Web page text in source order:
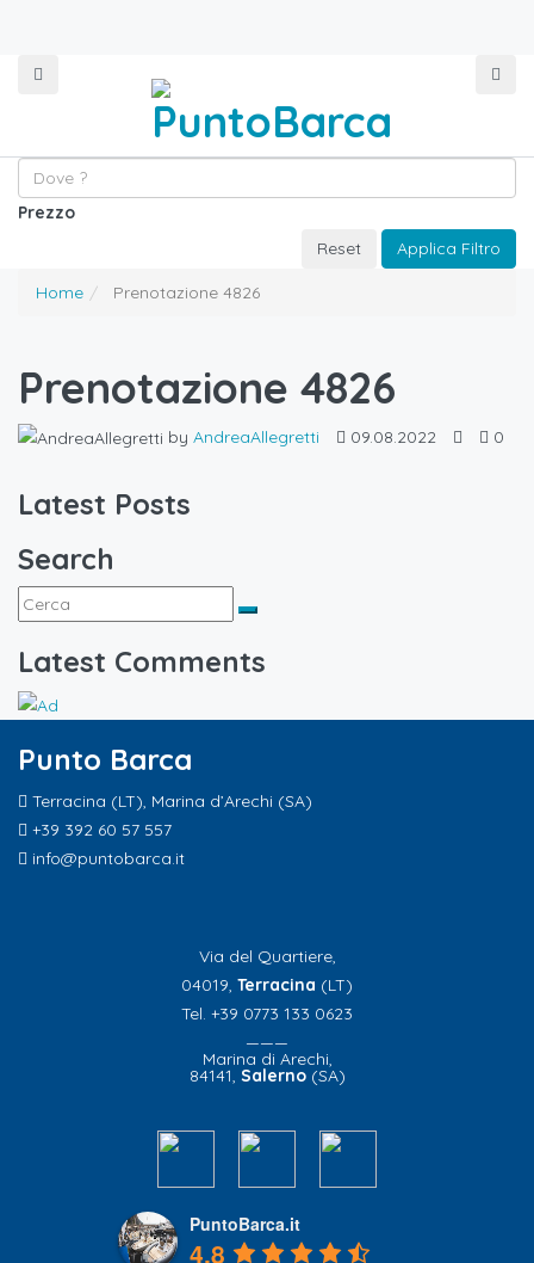
Prezzo
Reset
Applica Filtro
Home Prenotazione 4826
Prenotazione 4826
by AndreaAllegretti 09.08.2022 0
Latest Posts
Search
Latest Comments
Punto Barca
Terracina (LT), Marina d’Arechi (SA)
+39 392 60 57 557
info@puntobarca.it
Via del Quartiere,
04019, Terracina (LT)
Tel. +39 0773 133 0623
———
Marina di Arechi,
84141, Salerno(SA)
PuntoBarca.it
4.8